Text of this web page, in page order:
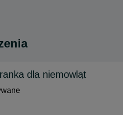
dla niemowląt